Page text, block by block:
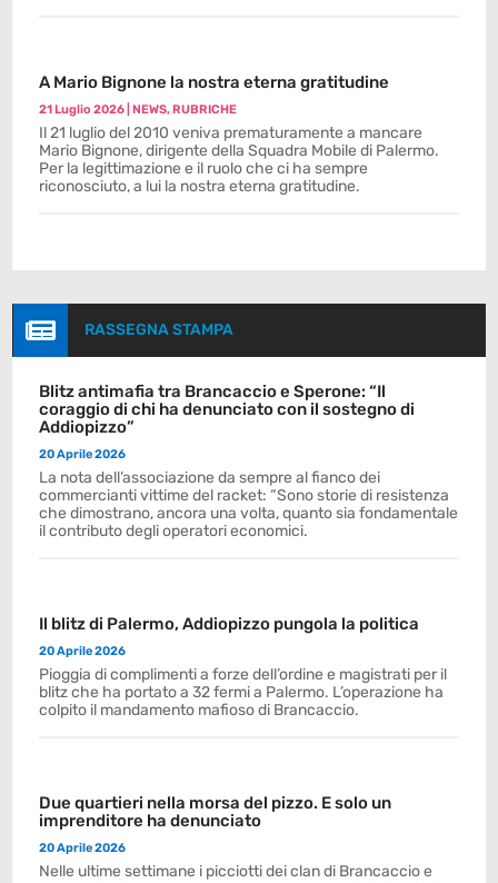
A Mario Bignone la nostra eterna gratitudine
21 Luglio 2026 |NEWS,RUBRICHE
Il 21 luglio del 2010 veniva prematuramente a mancare
Mario Bignone, dirigente della Squadra Mobile di Palermo.
Per la legittimazione e il ruolo che ci ha sempre
riconosciuto, a lui la nostra eterna gratitudine.
 RASSEGNA STAMPA
Blitz antimafia tra Brancaccio e Sperone: “Il
coraggio di chi ha denunciato con il sostegno di
Addiopizzo”
20 Aprile 2026
La nota dell’associazione da sempre al fianco dei
commercianti vittime del racket: “Sono storie di resistenza
che dimostrano, ancora una volta, quanto sia fondamentale
il contributo degli operatori economici.
Il blitz di Palermo, Addiopizzo pungola la politica
20 Aprile 2026
Pioggia di complimenti a forze dell’ordine e magistrati per il
blitz che ha portato a 32 fermi a Palermo. L’operazione ha
colpito il mandamento mafioso di Brancaccio.
Due quartieri nella morsa del pizzo. E solo un
imprenditore ha denunciato
20 Aprile 2026
Nelle ultime settimane i picciotti dei clan di Brancaccio e